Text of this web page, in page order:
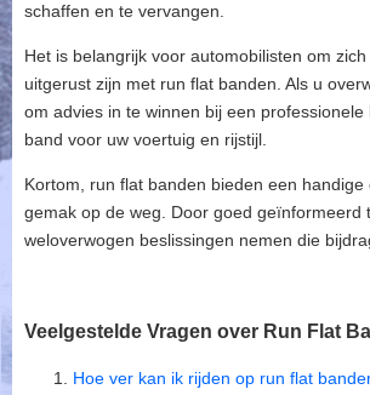
schaffen en te vervangen.
Het is belangrijk voor automobilisten om
uitgerust zijn met run flat banden. Als u
om advies in te winnen bij een
band voor uw voertuig en rijstijl.
Kortom, run flat banden bieden een
gemak op de weg. Door goed
weloverwogen beslissingen nemen die
Veelgestelde Vragen over Run Flat
Hoe ver kan ik rijden op run flat